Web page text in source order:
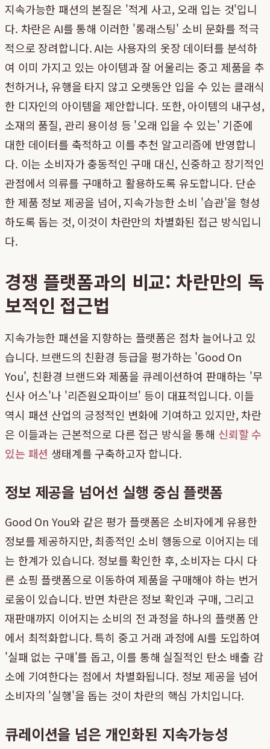
지속가능한 패션의 본질은 '적게 사고, 오래 입는 것'입니
다. 차란은 AI를 통해 이러한 '롱래스팅' 소비 문화를 적극
적으로 장려합니다. AI는 사용자의 옷장 데이터를 분석하
여 이미 가지고 있는 아이템과 잘 어울리는 중고 제품을 추
천하거나, 유행을 타지 않고 오랫동안 입을 수 있는 클래식
한 디자인의 아이템을 제안합니다. 또한, 아이템의 내구성,
소재의 품질, 관리 용이성 등 '오래 입을 수 있는' 기준에
대한 데이터를 축적하고 이를 추천 알고리즘에 반영합니
다. 이는 소비자가 충동적인 구매 대신, 신중하고 장기적인
관점에서 의류를 구매하고 활용하도록 유도합니다. 단순
한 제품 정보 제공을 넘어, 지속가능한 소비 '습관'을 형성
하도록 돕는 것, 이것이 차란만의 차별화된 접근 방식입니
다.
경쟁 플랫폼과의 비교: 차란만의 독
보적인 접근법
지속가능한 패션을 지향하는 플랫폼은 점차 늘어나고 있
습니다. 브랜드의 친환경 등급을 평가하는 'Good On
You', 친환경 브랜드와 제품을 큐레이션하여 판매하는 '무
신사 어스'나 '리즌원오파이브' 등이 대표적입니다. 이들
역시 패션 산업의 긍정적인 변화에 기여하고 있지만, 차란
은 이들과는 근본적으로 다른 접근 방식을 통해 신뢰할 수
있는 패션 생태계를 구축하고자 합니다.
정보 제공을 넘어선 실행 중심 플랫폼
Good On You와 같은 평가 플랫폼은 소비자에게 유용한
정보를 제공하지만, 최종적인 소비 행동으로 이어지는 데
는 한계가 있습니다. 정보를 확인한 후, 소비자는 다시 다
른 쇼핑 플랫폼으로 이동하여 제품을 구매해야 하는 번거
로움이 있습니다. 반면 차란은 정보 확인과 구매, 그리고
재판매까지 이어지는 소비의 전 과정을 하나의 플랫폼 안
에서 최적화합니다. 특히 중고 거래 과정에 AI를 도입하여
'실패 없는 구매'를 돕고, 이를 통해 실질적인 탄소 배출 감
소에 기여한다는 점에서 차별화됩니다. 정보 제공을 넘어
소비자의 '실행'을 돕는 것이 차란의 핵심 가치입니다.
큐레이션을 넘은 개인화된 지속가능성